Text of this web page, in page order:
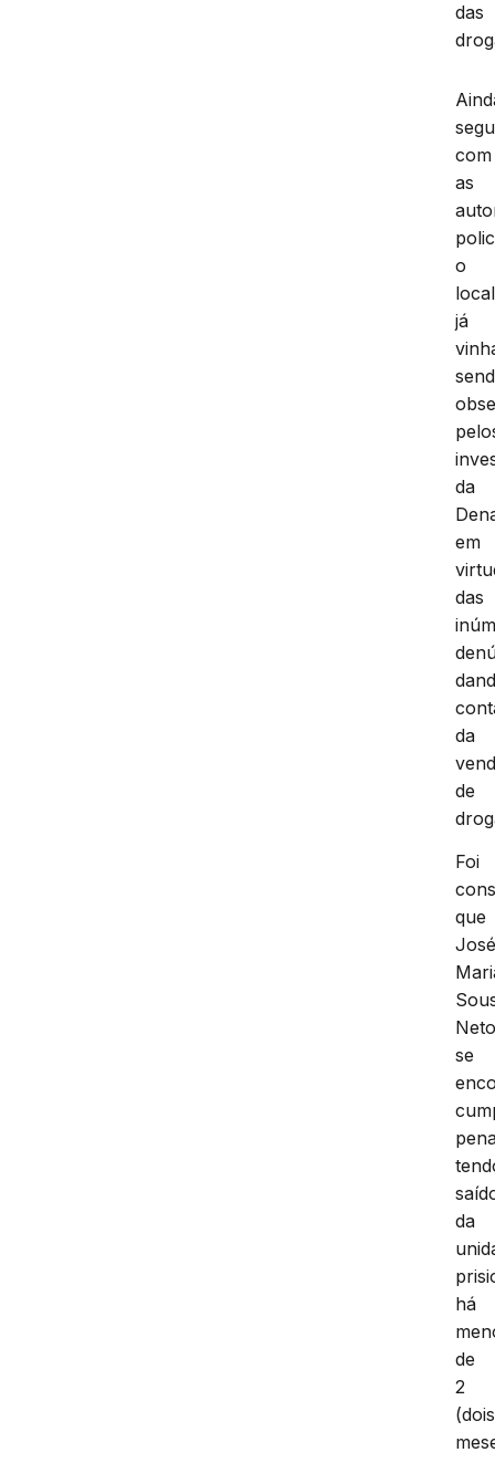
das
com
as
o
local
já
da
em
das
da
de
Foi
que
se
da
há
de
2